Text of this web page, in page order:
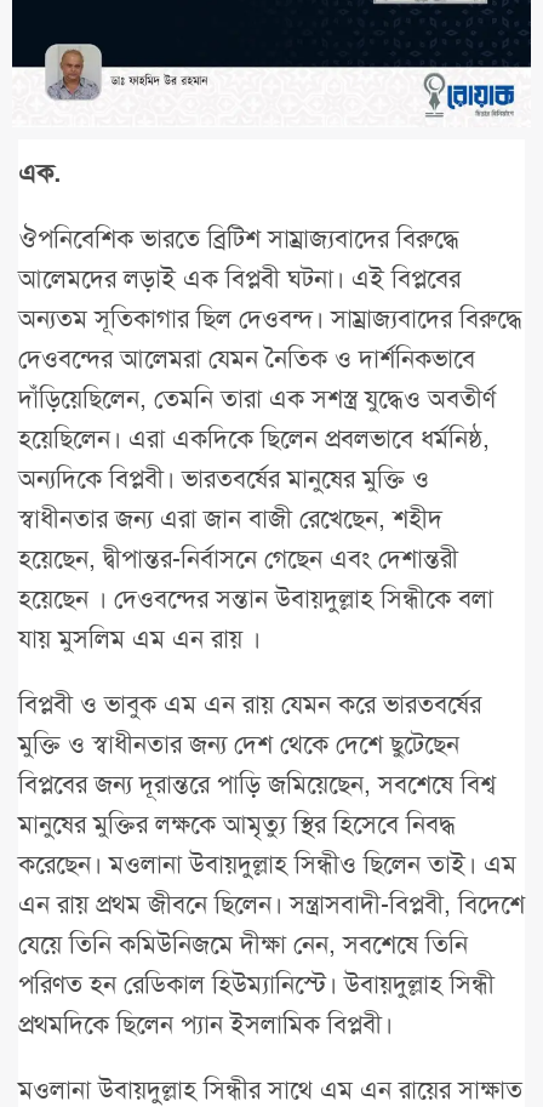
এক.
ঔপনিবেশিক ভারতে ব্রিটিশ সাম্রাজ্যবাদের বিরুদ্ধে
আলেমদের লড়াই এক বিপ্লবী ঘটনা। এই বিপ্লবের
অন্যতম সূতিকাগার ছিল দেওবন্দ। সাম্রাজ্যবাদের বিরুদ্ধে
দেওবন্দের আলেমরা যেমন নৈতিক ও দার্শনিকভাবে
দাঁড়িয়েছিলেন, তেমনি তারা এক সশস্ত্র যুদ্ধেও অবতীর্ণ
হয়েছিলেন। এরা একদিকে ছিলেন প্রবলভাবে ধর্মনিষ্ঠ,
অন্যদিকে বিপ্লবী। ভারতবর্ষের মানুষের মুক্তি ও
স্বাধীনতার জন্য এরা জান বাজী রেখেছেন, শহীদ
হয়েছেন, দ্বীপান্তর-নির্বাসনে গেছেন এবং দেশান্তরী
হয়েছেন । দেওবন্দের সন্তান উবায়দুল্লাহ সিন্ধীকে বলা
যায় মুসলিম এম এন রায় ।
বিপ্লবী ও ভাবুক এম এন রায় যেমন করে ভারতবর্ষের
মুক্তি ও স্বাধীনতার জন্য দেশ থেকে দেশে ছুটেছেন
বিপ্লবের জন্য দূরান্তরে পাড়ি জমিয়েছেন, সবশেষে বিশ্ব
মানুষের মুক্তির লক্ষকে আমৃত্যু স্থির হিসেবে নিবদ্ধ
করেছেন। মওলানা উবায়দুল্লাহ সিন্ধীও ছিলেন তাই। এম
এন রায় প্রথম জীবনে ছিলেন। সন্ত্রাসবাদী-বিপ্লবী, বিদেশে
যেয়ে তিনি কমিউনিজমে দীক্ষা নেন, সবশেষে তিনি
পরিণত হন রেডিকাল হিউম্যানিস্টে। উবায়দুল্লাহ সিন্ধী
প্রথমদিকে ছিলেন প্যান ইসলামিক বিপ্লবী।
মওলানা উবায়দুল্লাহ সিন্ধীর সাথে এম এন রায়ের সাক্ষাত